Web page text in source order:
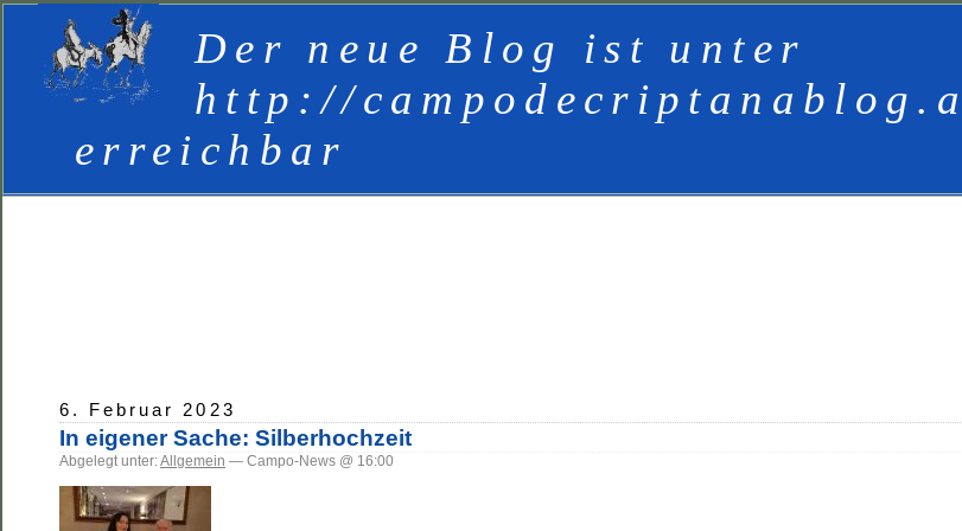
Der neue Blog ist unter
http://
erreichbar
6. Februar 2023
In eigener Sache: Silberhochzeit
Abgelegt unter:Allgemein — Campo-News @ 16:00